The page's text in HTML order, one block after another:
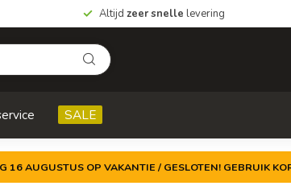
Altijd zeer snelle levering
SALE
AUGUSTUS OP VAKANTIE / GESLOTEN! GEBRUIK